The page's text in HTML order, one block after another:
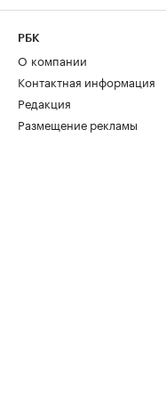
РБК
О компании
Контактная информация
Редакция
Размещение рекламы